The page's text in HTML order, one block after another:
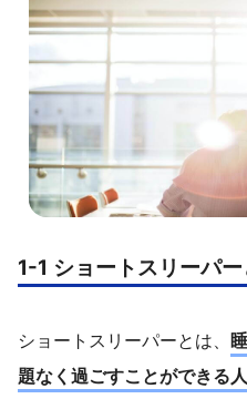
1-1 ショートスリーパ
ショートスリーパーとは、
題なく過ごすことができる人